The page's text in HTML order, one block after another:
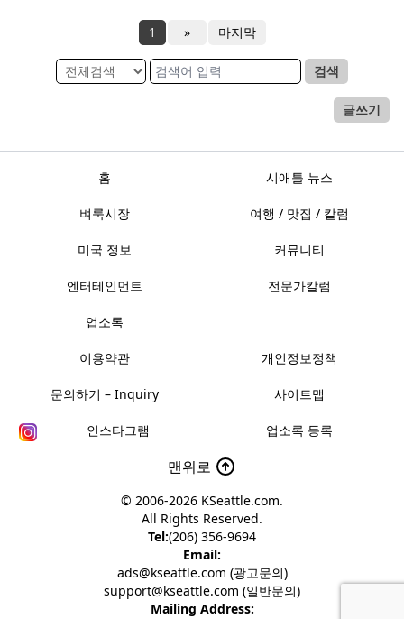
1 » 마지막
검색
글쓰기
홈 시애틀 뉴스
벼룩시장 여행 / 맛집 / 칼럼
미국 정보 커뮤니티
엔터테인먼트 전문가칼럼
업소록
이용약관 개인정보정책
문의하기 – Inquiry 사이트맵
인스타그램 업소록 등록
맨위로
© 2006-2026 KSeattle.com.
All Rights Reserved.
Tel:(206) 356-9694
Email:
ads@kseattle.com (광고문의)
support@kseattle.com (일반문의)
Mailing Address: